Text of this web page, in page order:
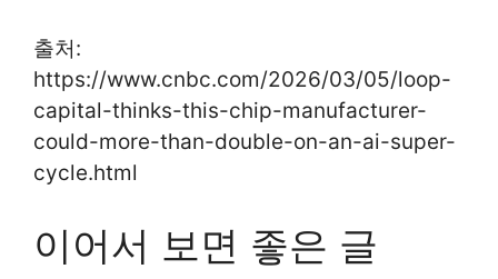
출처:
https://www.cnbc.com/2026/03/05/loop-
capital-thinks-this-chip-manufacturer-
could-more-than-double-on-an-ai-super-
cycle.html
이어서 보면 좋은 글